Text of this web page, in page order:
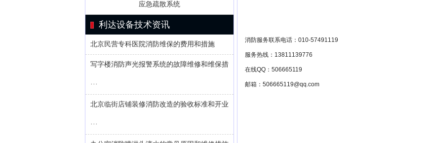
应急疏散系统
利达设备技术资讯
北京民营专科医院消防维保的费用和措施
写字楼消防声光报警系统的故障维修和维保措
···
北京临街店铺装修消防改造的验收标准和开业
···
消防服务联系电话：010-57491119
服务热线：13811139776
在线QQ：506665119
邮箱：506665119@qq.com